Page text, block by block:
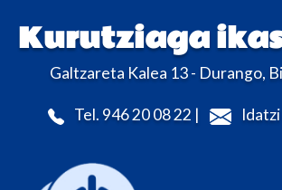
Kurutziaga
Galtzareta Kalea 13 - Durango,
Tel. 946 20 08 22 |